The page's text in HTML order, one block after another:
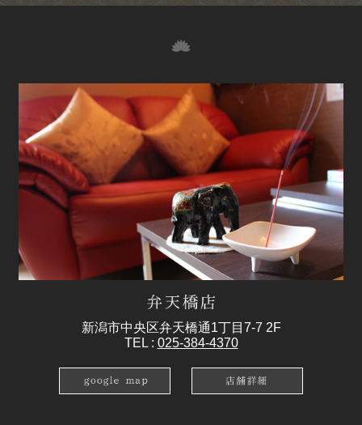
新潟市中央区弁天橋通1丁目7-7 2F
TEL : 025-384-4370